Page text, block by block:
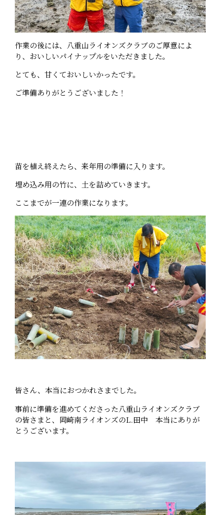
作業の後には、八重山ライオンズクラブのご厚意によ
り、おいしいパイナップルをいただきました。
とても、甘くておいしいかったです。
ご準備ありがとうございました！
苗を植え終えたら、来年用の準備に入ります。
埋め込み用の竹に、土を詰めていきます。
ここまでが一連の作業になります。
皆さん、本当におつかれさまでした。
事前に準備を進めてくださった八重山ライオンズクラブ
の皆さまと、岡崎南ライオンズのL.田中 本当にありが
とうございます。